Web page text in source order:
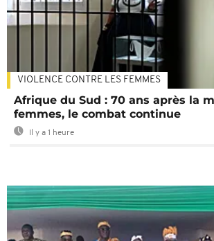
VIOLENCE CONTRE LES FEMMES
Afrique du Sud : 70 ans après la
femmes, le combat continue
Il y a 1 heure